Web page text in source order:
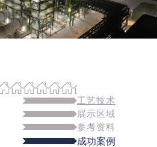
工艺技术
展示区域
参考资料
成功案例